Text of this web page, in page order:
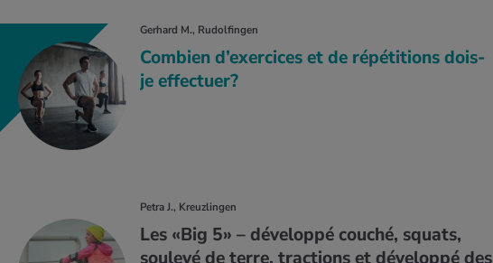
Gerhard M., Rudolfingen
Combien d’exercices et de répétitions dois-
je effectuer?
Petra J., Kreuzlingen
Les «Big 5» – développé couché, squats,
soulevé de terre, tractions et développé des
Goran Petrovic, Personal Trainer
Goran Petrovic, Personal Trainer